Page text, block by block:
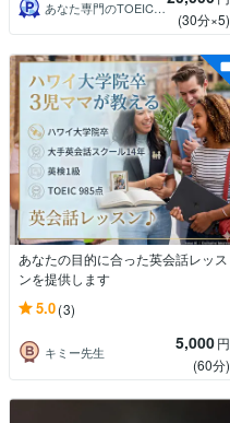
あなた専門のTOEIC講師☆しんじ
(30分×5)
あなたの目的に合った英会話レッス
ンを提供します
5.0(3)
キミー先生 5,000円
(60分)